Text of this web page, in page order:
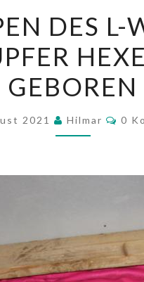
12
WELPEN
DES
L-
VON
SCHÜPFER
GEBOREN
DES L-
GEBOREN
2021 Hilmar 0